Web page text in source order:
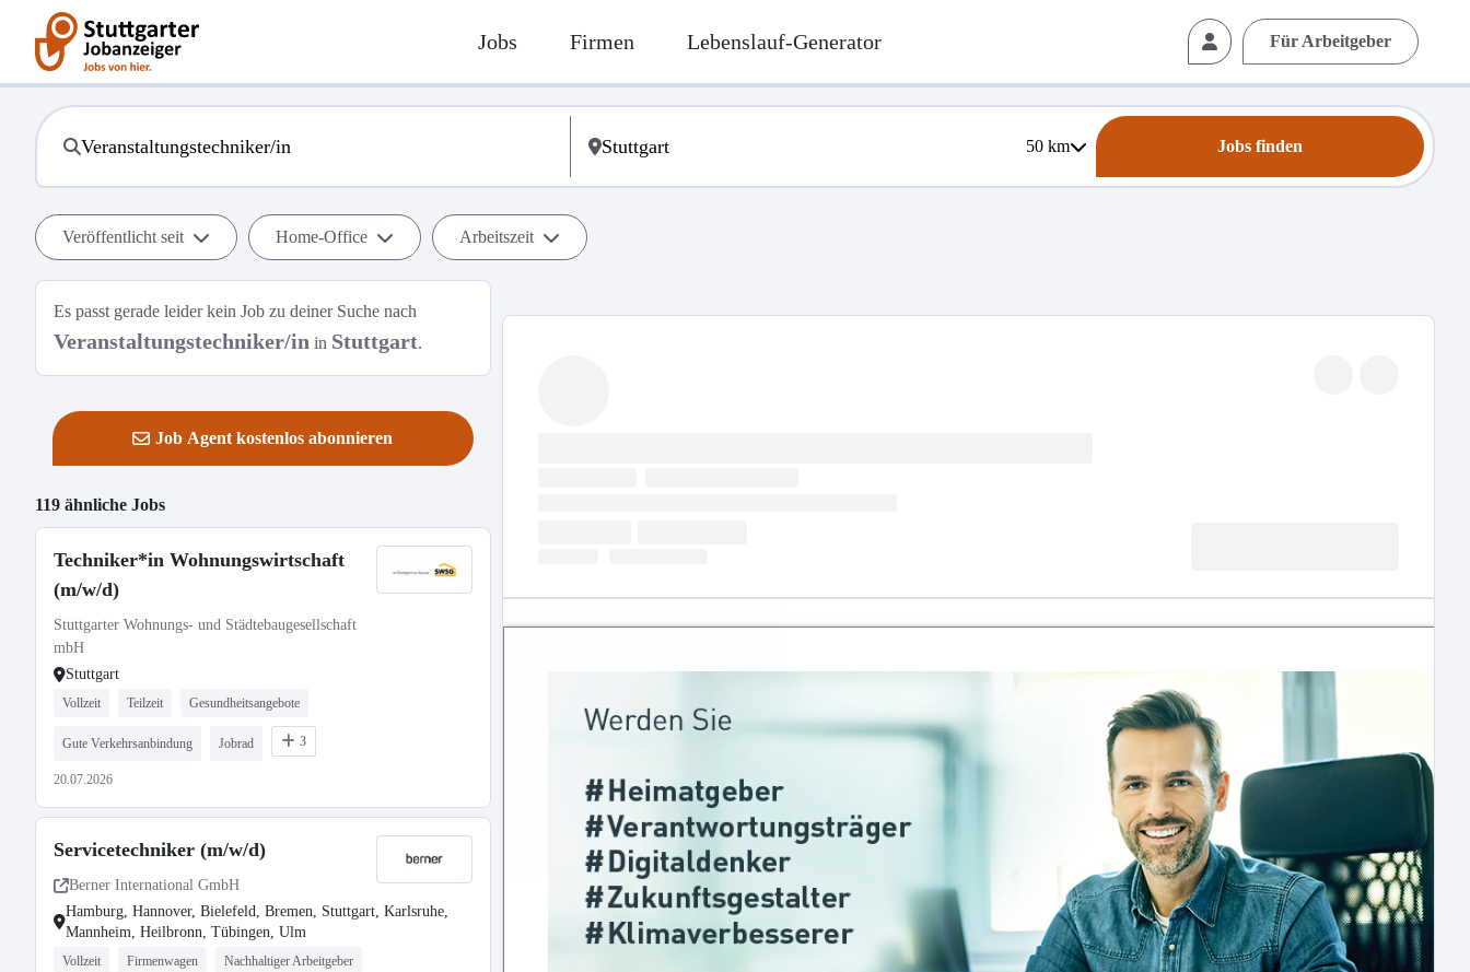
Jobs Firmen Lebenslauf-Generator Für Arbeitgeber
50km Jobs finden
Veröffentlicht seit Home-Office Arbeitszeit
Es passt gerade leider kein Job zu deiner Suche nach
Veranstaltungstechniker/in in Stuttgart.
Job Agent kostenlos abonnieren
119 ähnliche Jobs
Techniker*in Wohnungswirtschaft
(m/w/d)
Stuttgarter Wohnungs- und Städtebaugesellschaft
mbH
Stuttgart
Vollzeit Teilzeit Gesundheitsangebote
Gute Verkehrsanbindung Jobrad 3
20.07.2026
Servicetechniker (m/w/d)
Berner International GmbH
Hamburg, Hannover, Bielefeld, Bremen, Stuttgart, Karlsruhe,
Mannheim, Heilbronn, Tübingen, Ulm
Vollzeit Firmenwagen Nachhaltiger Arbeitgeber